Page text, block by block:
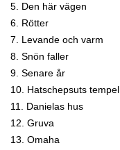
5. Den här vägen
6. Rötter
7. Levande och varm
8. Snön faller
9. Senare år
10. Hatschepsuts tempel
11. Danielas hus
12. Gruva
13. Omaha